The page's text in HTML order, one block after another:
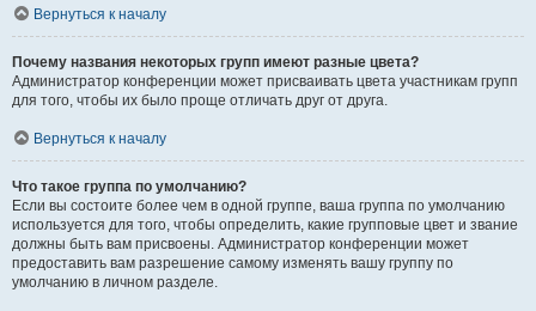
Вернуться к началу
Почему названия некоторых групп имеют разные цвета?
Администратор конференции может присваивать цвета участникам групп
для того, чтобы их было проще отличать друг от друга.
Вернуться к началу
Что такое группа по умолчанию?
Если вы состоите более чем в одной группе, ваша группа по умолчанию
используется для того, чтобы определить, какие групповые цвет и звание
должны быть вам присвоены. Администратор конференции может
предоставить вам разрешение самому изменять вашу группу по
умолчанию в личном разделе.